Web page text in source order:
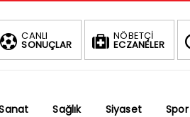
CANLI
SONUÇLAR
NÖBETÇİ
ECZANELER
-1.02% 1.696,53
DOLAR
% 47,5873
Sağlık Siyaset Spor